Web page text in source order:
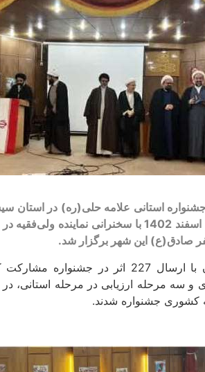
جشنواره استانی علامه حلی(ره) در استان
جشنواره استانی روز پنج‌شنبه 10 اسفند 1402 با
صادق(ع) این شهر برگزار شد.
در این دوره، طلاب برادر استان با ارسال
کشوری جشنواره شدند.